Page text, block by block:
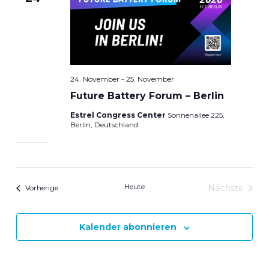
Future Battery Forum – Berlin
24. November- 25. November
Estrel Congress Center Sonnenallee 225,
Berlin, Deutschland
VorherigeVeranstaltungen Heute
Nächste
Kalender abonnieren